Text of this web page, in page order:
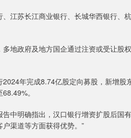
苏长江商业银行、长城华西银行、
政府及地方国企通过注资或受让股
年完成8.74亿股定向募股，新增股
。
明确指出，汉口银行增资扩股后国
渠道等方面获得优势。”